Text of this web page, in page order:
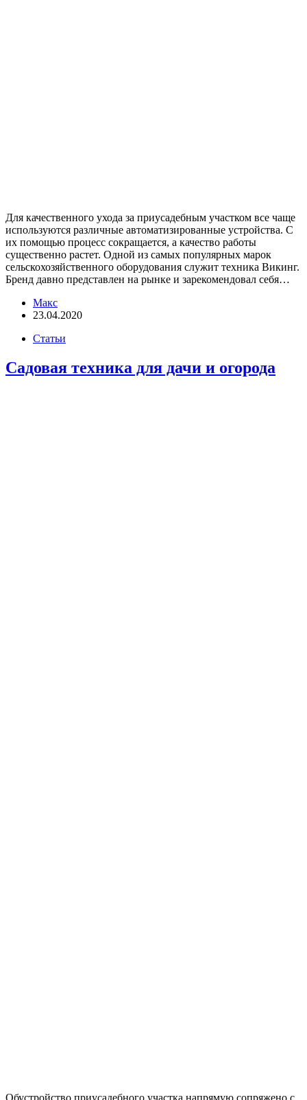
Для качественного ухода за приусадебным участком все чаще
используются различные автоматизированные устройства. С
их помощью процесс сокращается, а качество работы
существенно растет. Одной из самых популярных марок
сельскохозяйственного оборудования служит техника Викинг.
Бренд давно представлен на рынке и зарекомендовал себя…
Макс
23.04.2020
Статьи
Садовая техника для дачи и огорода
Обустройство приусадебного участка напрямую сопряжено с